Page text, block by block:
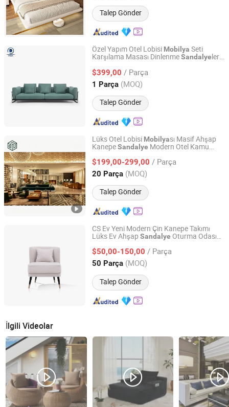
Talep Gönder
Özel Yapım Otel Lobisi Mobilya Seti
Karşılama Masası DinlenmeSandalyeleri
Salonu Ticari Kullanım için
$399,00 / Parça
1 Parça (MOQ)
Talep Gönder
FOSHAN ORIENT HARDWARE PRODUCTS CO.,LTD
Guangdong, China Fiyat 2025
Lüks Otel Lobisi Mobilyası Masif Ahşap
KanepeSandalye Modern Otel Kamu
$199,00-299,00 / Parça
20 Parça (MOQ)
Talep Gönder
FOSHAN H&P (DUGAO) FURNITURE CO., LTD
Guangdong, China Fiyat 2013
CS Ev Yeni Modern Çin Kanepe Takımı
Lüks Ev Ahşap Sandalye Oturma Odası
$50,00-150,00 / Parça
50 Parça (MOQ)
Talep Gönder
CS HOME GALLERY LTD
Guangdong, China Fiyat 2021
İlgili Videolar